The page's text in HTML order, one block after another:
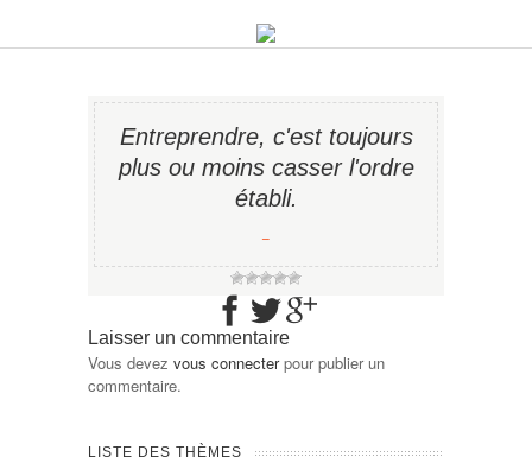
Entreprendre, c'est toujours
plus ou moins casser l'ordre
établi.
−
Laisser un commentaire
Vous devez vous connecterpour publier un
commentaire.
LISTE DES THÈMES